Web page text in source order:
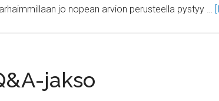
jo nopean arvion perusteella pystyy …
jakso